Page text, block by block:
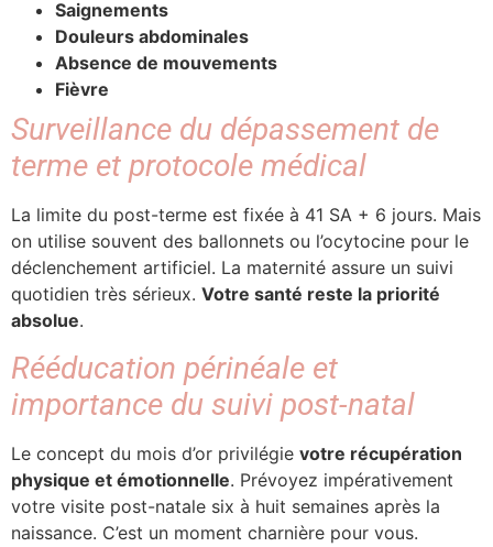
Saignements
Douleurs abdominales
Absence de mouvements
Fièvre
Surveillance du dépassement de
terme et protocole médical
La limite du post-terme est fixée à 41 SA + 6 jours. Mais
on utilise souvent des ballonnets ou l’ocytocine pour le
déclenchement artificiel. La maternité assure un suivi
quotidien très sérieux. Votre santé reste la priorité
absolue.
Rééducation périnéale et
importance du suivi post-natal
Le concept du mois d’or privilégie votre récupération
physique et émotionnelle. Prévoyez impérativement
votre visite post-natale six à huit semaines après la
naissance. C’est un moment charnière pour vous.